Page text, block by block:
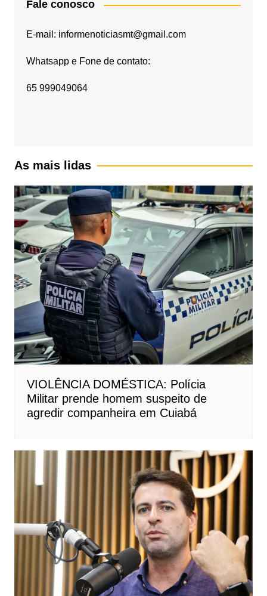
Fale conosco
E-mail: informenoticiasmt@gmail.com
Whatsapp e Fone de contato:
65 999049064
As mais lidas
VIOLÊNCIA DOMÉSTICA: Polícia
Militar prende homem suspeito de
agredir companheira em Cuiabá